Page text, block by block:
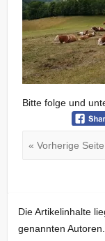
Bitte folge und
« Vorherige Seite
Die Artikelinhalte
genannten Autoren.